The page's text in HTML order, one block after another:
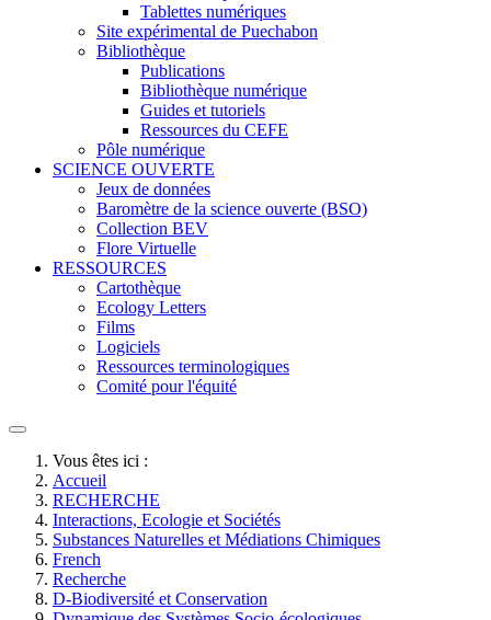
Tablettes numériques
Site expérimental de Puechabon
Bibliothèque
Publications
Bibliothèque numérique
Guides et tutoriels
Ressources du CEFE
Pôle numérique
SCIENCE OUVERTE
Jeux de données
Baromètre de la science ouverte (BSO)
Collection BEV
Flore Virtuelle
RESSOURCES
Cartothèque
Ecology Letters
Films
Logiciels
Ressources terminologiques
Comité pour l'équité
Vous êtes ici :
Accueil
RECHERCHE
Interactions, Ecologie et Sociétés
Substances Naturelles et Médiations Chimiques
French
Recherche
D-Biodiversité et Conservation